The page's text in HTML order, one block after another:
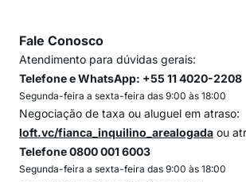
Fale Conosco
Atendimento para dúvidas gerais:
Telefone e WhatsApp: +55 11 4020-2208
Segunda-feira a sexta-feira das 9:00 às 18:00
Negociação de taxa ou aluguel em atraso:
loft.vc/fianca_inquilino_arealogada ou
Telefone 0800 001 6003
Segunda-feira a sexta-feira das 9:00 às 18:00